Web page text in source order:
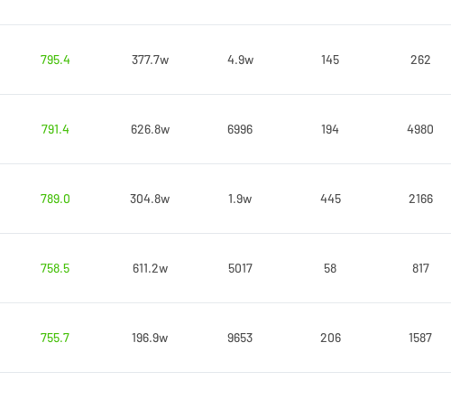
795.4
377.7w 4.9w 145 262
791.4
626.8w 6996 194 4980
789.0
304.8w 1.9w 445 2166
758.5
611.2w 5017 58 817
755.7
196.9w 9653 206 1587